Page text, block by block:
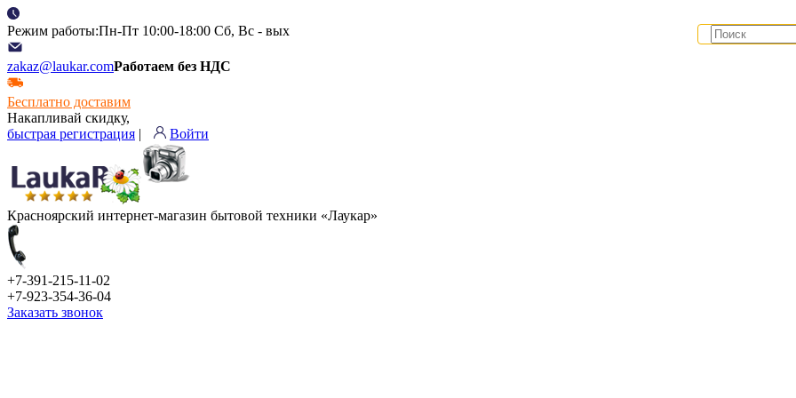
Режим работы:Пн-Пт 10:00-18:00 Сб, Вс - вых
zakaz@laukar.comРаботаем без НДС
Бесплатно доставим
Накапливай скидку,
быстрая регистрация | Войти
Красноярский интернет-магазин бытовой техники «Лаукар»
+7-391-215-11-02
+7-923-354-36-04
Заказать звонок